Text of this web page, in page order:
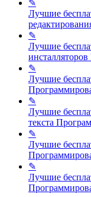
✎
Лучшие
✎
Лучшие
инсталляторов
✎
Лучшие
✎
Лучшие
текста
✎
Лучшие
✎
Лучшие